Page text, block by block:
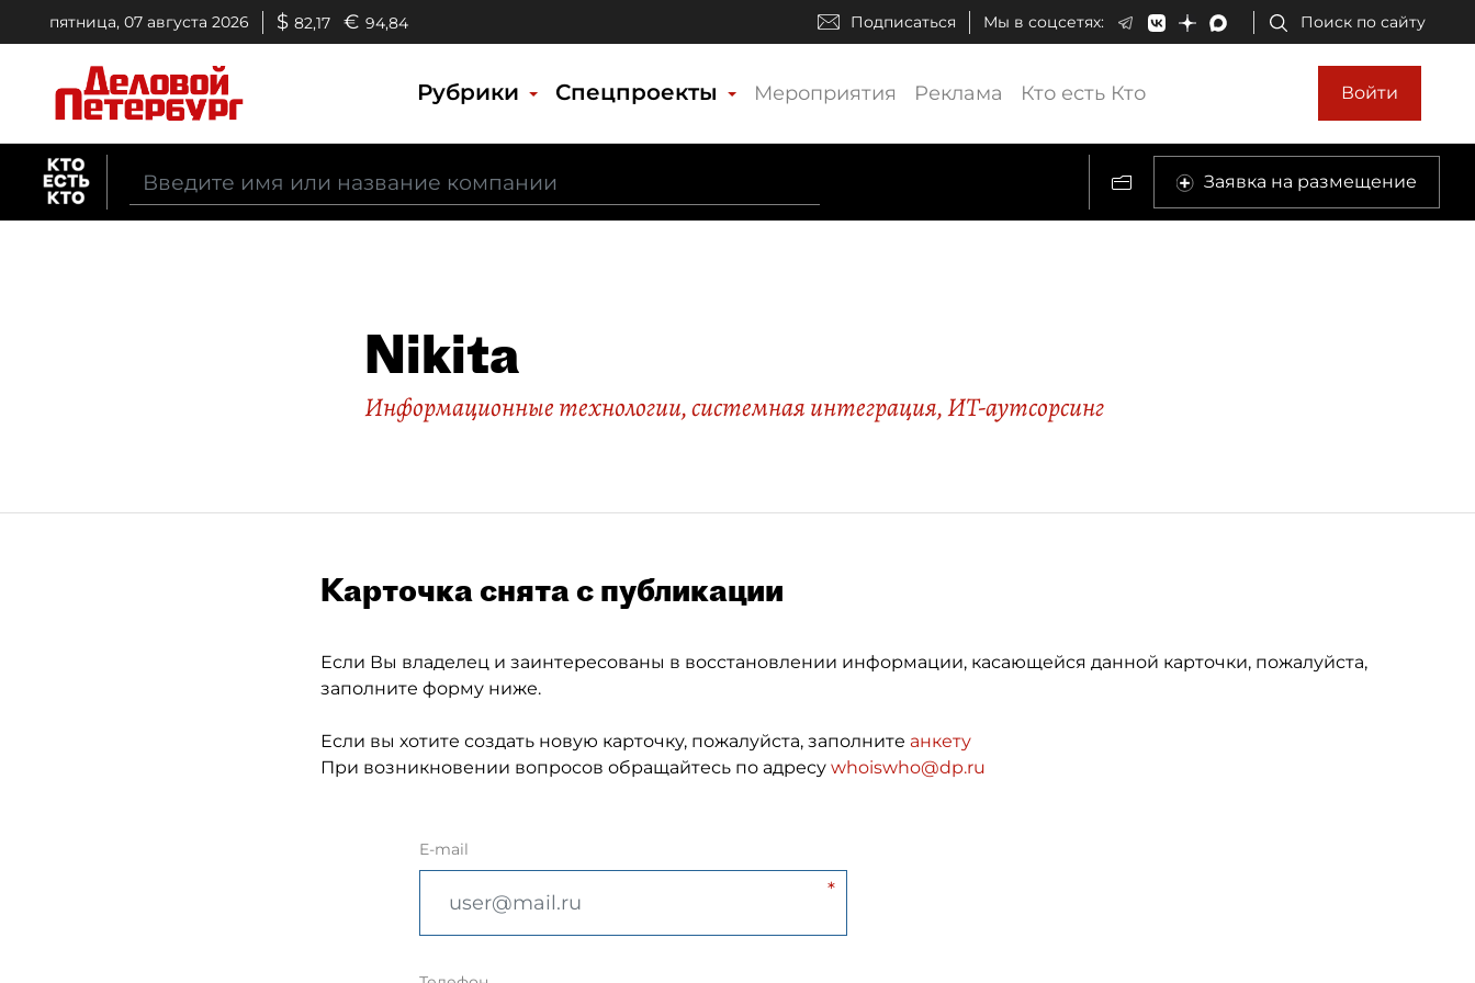
пятница, 07 августа 2026 $ 82,17 € 94,84 Подписаться Мы в соцсетях: Поиск по сайту
Рубрики Спецпроекты Мероприятия Реклама Кто есть Кто Войти
Заявка на размещение
Nikita
Информационные технологии, системная интеграция, ИТ-аутсорсинг
Карточка снята с публикации
Если Вы владелец и заинтересованы в восстановлении информации, касающейся данной карточки, пожалуйста,
заполните форму ниже.
Если вы хотите создать новую карточку, пожалуйста, заполните анкету
При возникновении вопросов обращайтесь по адресу whoiswho@dp.ru
E-mail